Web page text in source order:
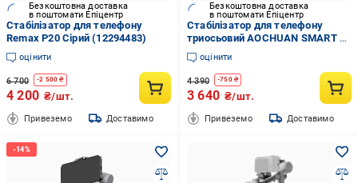
Безкоштовна доставка
в поштомати Епіцентр
Стабілізатор для телефону
Remax P20 Сірий (12294483)
оцінити
6 700 -2 500 ₴
4 200 ₴/шт.
Привеземо Доставимо
Безкоштовна доставка
в поштомати Епіцентр
Стабілізатор для телефону
триосьовий AOCHUAN SMART X
Pro Professional Gimbal Stabilizer
оцінити
4 390 -750₴
3 640 ₴/шт.
Привеземо Доставимо